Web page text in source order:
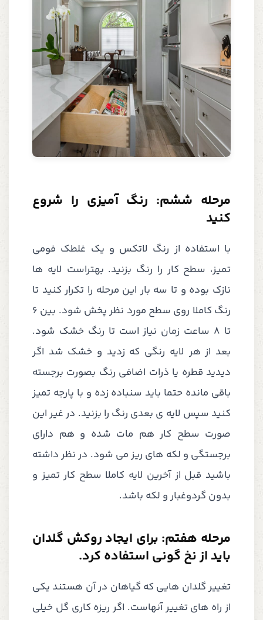
مرحله ششم: رنگ آمیزی را شروع
کنید
با استفاده از رنگ لاتکس و یک غلطک فومی
تمیز، سطح کار را رنگ بزنید. بهتراست لایه ها
نازک بوده و تا سه بار این مرحله را تکرار کنید تا
رنگ کاملا روی سطح مورد نظر پخش شود. بین 6
تا 8 ساعت زمان نیاز است تا رنگ خشک شود.
بعد از هر لایه رنگی که زدید و خشک شد اگر
دیدید قطره یا ذرات اضافی رنگ بصورت برجسته
باقی مانده حتما باید سنباده زده و با پارجه تمیز
کنید سپس لایه ی بعدی رنگ را بزنید. در غیر این
صورت سطح کار هم مات شده و هم دارای
برجستگی و لکه های ریز می شود. در نظر داشته
باشید قبل از آخرین لایه کاملا سطح کار تمیز و
بدون گردوغبار و لکه باشد.
مرحله هفتم: برای ایجاد روکش گلدان
باید از نخ گونی استفاده کرد.
تغییر گلدان هایی که گیاهان در آن هستند یکی
از راه های تغییر آنهاست. اگر ریزه کاری گل خیلی